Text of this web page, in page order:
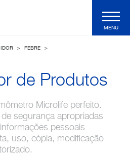
MENU
> FEBRE
>
de Produtos
Microlife perfeito.
segurança apropriadas
pessoais
uso, cópia, modificação